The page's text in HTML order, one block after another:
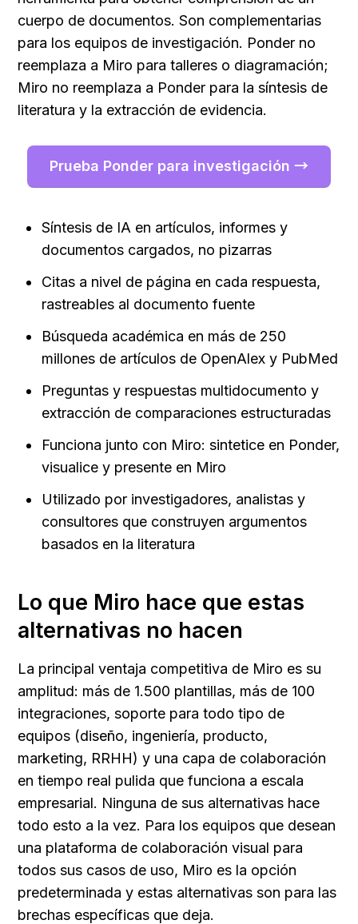
cuerpo de documentos. Son complementarias
para los equipos de investigación. Ponder no
reemplaza a Miro para talleres o diagramación;
Miro no reemplaza a Ponder para la síntesis de
literatura y la extracción de evidencia.
Prueba Ponder para investigación →
Síntesis de IA en artículos, informes y
documentos cargados, no pizarras
Citas a nivel de página en cada respuesta,
rastreables al documento fuente
Búsqueda académica en más de 250
millones de artículos de OpenAlex y PubMed
Preguntas y respuestas multidocumento y
extracción de comparaciones estructuradas
Funciona junto con Miro: sintetice en Ponder,
visualice y presente en Miro
Utilizado por investigadores, analistas y
consultores que construyen argumentos
basados en la literatura
Lo que Miro hace que estas
alternativas no hacen
La principal ventaja competitiva de Miro es su
amplitud: más de 1.500 plantillas, más de 100
integraciones, soporte para todo tipo de
equipos (diseño, ingeniería, producto,
marketing, RRHH) y una capa de colaboración
en tiempo real pulida que funciona a escala
empresarial. Ninguna de sus alternativas hace
todo esto a la vez. Para los equipos que desean
una plataforma de colaboración visual para
todos sus casos de uso, Miro es la opción
predeterminada y estas alternativas son para las
brechas específicas que deja.